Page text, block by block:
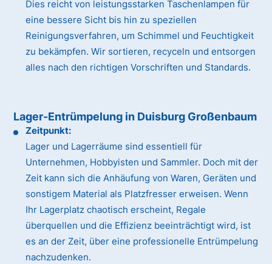
Dies reicht von leistungsstarken Taschenlampen für
eine bessere Sicht bis hin zu speziellen
Reinigungsverfahren, um Schimmel und Feuchtigkeit
zu bekämpfen. Wir sortieren, recyceln und entsorgen
alles nach den richtigen Vorschriften und Standards.
Lager-Entrümpelung in Duisburg Großenbaum
Zeitpunkt:
Lager und Lagerräume sind essentiell für
Unternehmen, Hobbyisten und Sammler. Doch mit der
Zeit kann sich die Anhäufung von Waren, Geräten und
sonstigem Material als Platzfresser erweisen. Wenn
Ihr Lagerplatz chaotisch erscheint, Regale
überquellen und die Effizienz beeinträchtigt wird, ist
es an der Zeit, über eine professionelle Entrümpelung
nachzudenken.